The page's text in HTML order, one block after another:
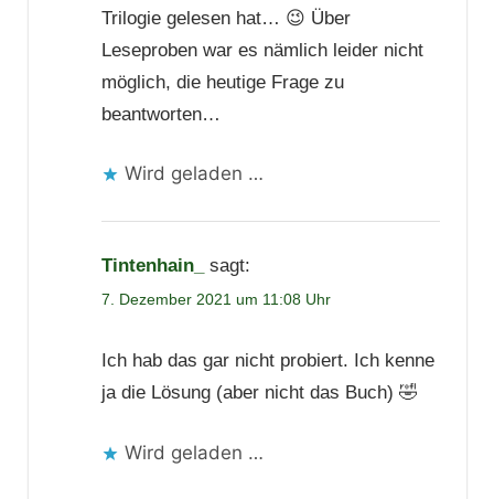
Trilogie gelesen hat… 😉 Über
Leseproben war es nämlich leider nicht
möglich, die heutige Frage zu
beantworten…
Wird geladen …
Tintenhain_ sagt:
7. Dezember 2021 um 11:08 Uhr
Ich hab das gar nicht probiert. Ich kenne
ja die Lösung (aber nicht das Buch) 🤣
Wird geladen …